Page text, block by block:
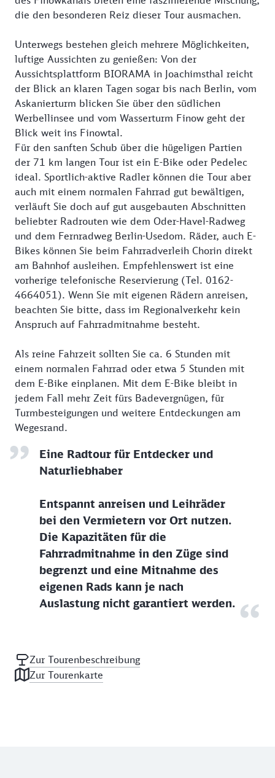
die den besonderen Reiz dieser Tour ausmachen.
Unterwegs bestehen gleich mehrere Möglichkeiten,
luftige Aussichten zu genießen: Von der
Aussichtsplattform BIORAMA in Joachimsthal reicht
der Blick an klaren Tagen sogar bis nach Berlin, vom
Askanierturm blicken Sie über den südlichen
Werbellinsee und vom Wasserturm Finow geht der
Blick weit ins Finowtal.
Für den sanften Schub über die hügeligen Partien
der 71 km langen Tour ist ein E-Bike oder Pedelec
ideal. Sportlich-aktive Radler können die Tour aber
auch mit einem normalen Fahrrad gut bewältigen,
verläuft Sie doch auf gut ausgebauten Abschnitten
beliebter Radrouten wie dem Oder-Havel-Radweg
und dem Fernradweg Berlin-Usedom. Räder, auch E-
Bikes können Sie beim Fahrradverleih Chorin direkt
am Bahnhof ausleihen. Empfehlenswert ist eine
vorherige telefonische Reservierung (Tel. 0162-
4664051). Wenn Sie mit eigenen Rädern anreisen,
beachten Sie bitte, dass im Regionalverkehr kein
Anspruch auf Fahrradmitnahme besteht.
Als reine Fahrzeit sollten Sie ca. 6 Stunden mit
einem normalen Fahrrad oder etwa 5 Stunden mit
dem E-Bike einplanen. Mit dem E-Bike bleibt in
jedem Fall mehr Zeit fürs Badevergnügen, für
Turmbesteigungen und weitere Entdeckungen am
Wegesrand.
Eine Radtour für Entdecker und
Naturliebhaber
Entspannt anreisen und Leihräder
bei den Vermietern vor Ort nutzen.
Die Kapazitäten für die
Fahrradmitnahme in den Züge sind
begrenzt und eine Mitnahme des
eigenen Rads kann je nach
Auslastung nicht garantiert werden.
Zur Tourenbeschreibung
Zur Tourenkarte